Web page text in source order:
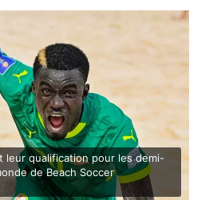
leur qualification pour les demi-
de Beach Soccer